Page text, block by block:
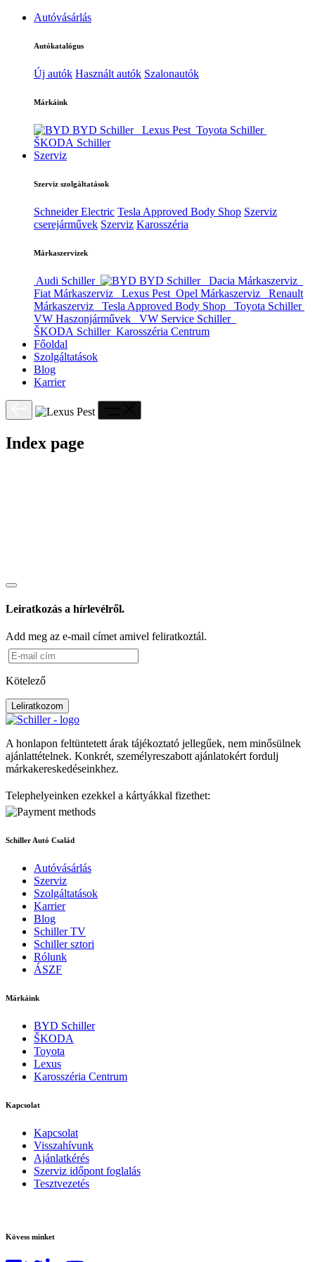
Autóvásárlás
Autókatalógus
Új autók Használt autók Szalonautók
Márkáink
BYD Schiller Lexus Pest Toyota Schiller
ŠKODA Schiller
Szerviz
Szerviz szolgáltatások
Schneider Electric Tesla Approved Body Shop Szerviz
cserejárművek Szerviz Karosszéria
Márkaszervizek
Audi Schiller BYD Schiller
Dacia Márkaszerviz
Fiat Márkaszerviz
Lexus Pest Opel Márkaszerviz
Renault
Márkaszerviz
Tesla Approved Body Shop
Toyota Schiller
VW Haszonjárművek
VW Service Schiller
ŠKODA Schiller Karosszéria Centrum
Főoldal
Szolgáltatások
Blog
Karrier
Index page
Leiratkozás a hírlevélről.
Add meg az e-mail címet amivel feliratkoztál.
Kötelező
Leliratkozom
A honlapon feltüntetett árak tájékoztató jellegűek, nem minősülnek
ajánlattételnek. Konkrét, személyreszabott ajánlatokért fordulj
márkakereskedéseinkhez.
Telephelyeinken ezekkel a kártyákkal fizethet:
Schiller Autó Család
Autóvásárlás
Szerviz
Szolgáltatások
Karrier
Blog
Schiller TV
Schiller sztori
Rólunk
ÁSZF
Márkáink
BYD Schiller
ŠKODA
Toyota
Lexus
Karosszéria Centrum
Kapcsolat
Kapcsolat
Visszahívunk
Ajánlatkérés
Szerviz időpont foglalás
Tesztvezetés
Kövess minket